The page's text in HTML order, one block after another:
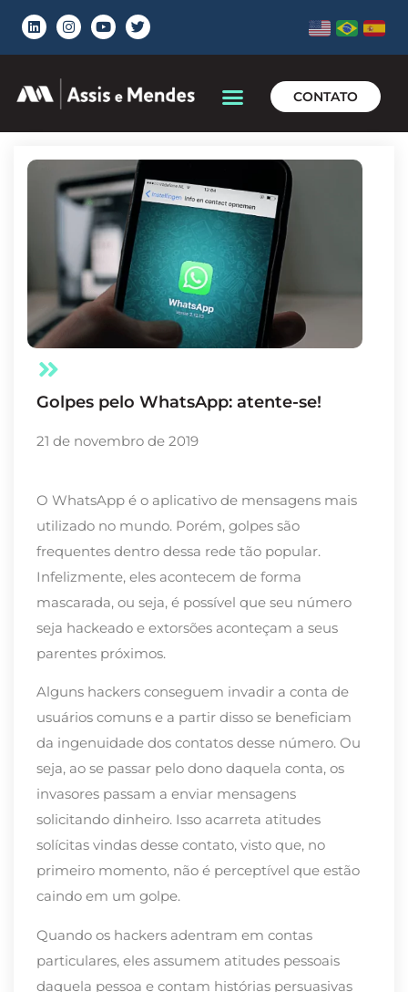
CONTATO
Golpes pelo WhatsApp: atente-se!
21 de novembro de 2019
O WhatsApp é o aplicativo de mensagens mais
utilizado no mundo. Porém, golpes são
frequentes dentro dessa rede tão popular.
Infelizmente, eles acontecem de forma
mascarada, ou seja, é possível que seu número
seja hackeado e extorsões aconteçam a seus
parentes próximos.
Alguns hackers conseguem invadir a conta de
usuários comuns e a partir disso se beneficiam
da ingenuidade dos contatos desse número. Ou
seja, ao se passar pelo dono daquela conta, os
invasores passam a enviar mensagens
solicitando dinheiro. Isso acarreta atitudes
solícitas vindas desse contato, visto que, no
primeiro momento, não é perceptível que estão
caindo em um golpe.
Quando os hackers adentram em contas
particulares, eles assumem atitudes pessoais
daquela pessoa e contam histórias persuasivas